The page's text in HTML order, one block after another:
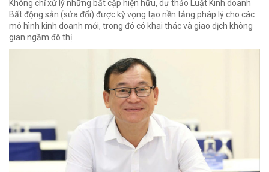
Không chỉ xử lý những bất cập hiện hữu, dự thảo Luật Kinh doanh
Bất động sản (sửa đổi) được kỳ vọng tạo nền tảng pháp lý cho các
mô hình kinh doanh mới, trong đó có khai thác và giao dịch không
gian ngầm đô thị.